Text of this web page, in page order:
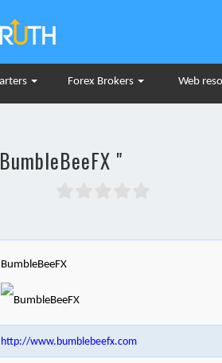
Forex Brokers Web
"
BumbleBeeFX
http://www.bumblebeefx.com